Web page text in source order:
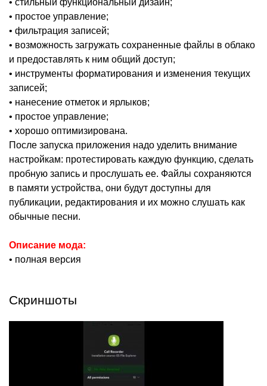
• стильный функциональный дизайн;
• простое управление;
• фильтрация записей;
• возможность загружать сохраненные файлы в облако
и предоставлять к ним общий доступ;
• инструменты форматирования и изменения текущих
записей;
• нанесение отметок и ярлыков;
• простое управление;
• хорошо оптимизирована.
После запуска приложения надо уделить внимание
настройкам: протестировать каждую функцию, сделать
пробную запись и прослушать ее. Файлы сохраняются
в памяти устройства, они будут доступны для
публикации, редактирования и их можно слушать как
обычные песни.
Описание мода:
• полная версия
Скриншоты